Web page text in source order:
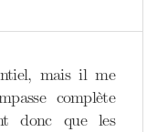
mais il me
complète
donc que les